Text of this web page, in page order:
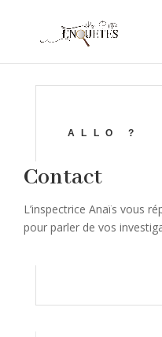
ALLO ?
Contact
L’inspectrice Anaïs vous
pour parler de vos